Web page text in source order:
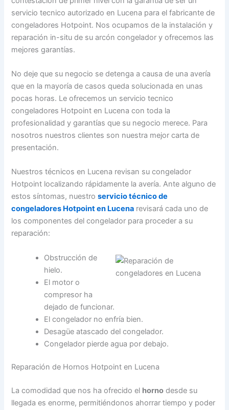
servicio tecnico autorizado en Lucena para el fabricante de
congeladores Hotpoint. Nos ocupamos de la instalación y
reparación in-situ de su arcón congelador y ofrecemos las
mejores garantías.
No deje que su negocio se detenga a causa de una avería
que en la mayoría de casos queda solucionada en unas
pocas horas. Le ofrecemos un servicio tecnico
congeladores Hotpoint en Lucena con toda la
profesionalidad y garantías que su negocio merece. Para
nosotros nuestros clientes son nuestra mejor carta de
presentación.
Nuestros técnicos en Lucena revisan su congelador
Hotpoint localizando rápidamente la avería. Ante alguno de
estos síntomas, nuestroservicio técnico de
congeladores Hotpoint en Lucena revisará cada uno de
los componentes del congelador para proceder a su
reparación:
Obstrucción de
hielo.
El motor o
compresor ha
dejado de funcionar.
El congelador no enfría bien.
Desagüe atascado del congelador.
Congelador pierde agua por debajo.
Reparación de Hornos Hotpoint en Lucena
La comodidad que nos ha ofrecido el horno desde su
llegada es enorme, permitiéndonos ahorrar tiempo y poder